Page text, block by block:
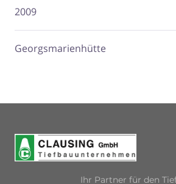
2009
Georgsmarienhütte
Ihr Partner für den